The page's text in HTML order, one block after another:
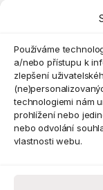
Používáme
a/nebo přístupu k
zlepšení
technologiemi nám
prohlížení nebo
nebo odvolání
vlastnosti webu.